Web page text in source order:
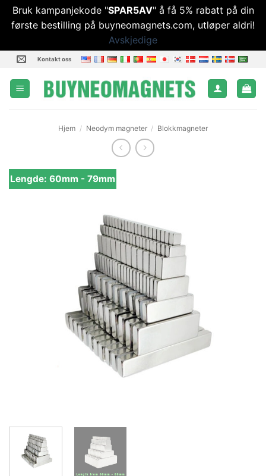
Bruk kampanjekode "SPAR5AV" å få 5% rabatt på din
første bestilling på buyneomagnets.com, utløper aldri!
Avskjedige
Hopp
innhold
Kontakt oss
Hjem / Neodym magneter / Blokkmagneter
Lengde: 60mm - 79mm